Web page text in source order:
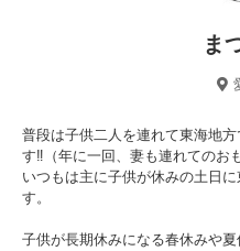
ま
普段は子供二人を連れて東海地
す‼️（年に一回、妻も連れてのお
いつもは主に子供が休みの土日
す。
子供が長期休みになる春休みや